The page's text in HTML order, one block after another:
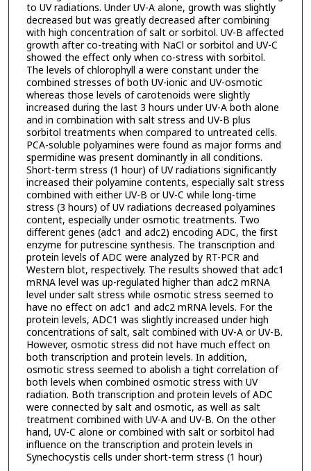
to UV radiations. Under UV-A alone, growth was slightly
decreased but was greatly decreased after combining
with high concentration of salt or sorbitol. UV-B affected
growth after co-treating with NaCl or sorbitol and UV-C
showed the effect only when co-stress with sorbitol.
The levels of chlorophyll a were constant under the
combined stresses of both UV-ionic and UV-osmotic
whereas those levels of carotenoids were slightly
increased during the last 3 hours under UV-A both alone
and in combination with salt stress and UV-B plus
sorbitol treatments when compared to untreated cells.
PCA-soluble polyamines were found as major forms and
spermidine was present dominantly in all conditions.
Short-term stress (1 hour) of UV radiations significantly
increased their polyamine contents, especially salt stress
combined with either UV-B or UV-C while long-time
stress (3 hours) of UV radiations decreased polyamines
content, especially under osmotic treatments. Two
different genes (adc1 and adc2) encoding ADC, the first
enzyme for putrescine synthesis. The transcription and
protein levels of ADC were analyzed by RT-PCR and
Western blot, respectively. The results showed that adc1
mRNA level was up-regulated higher than adc2 mRNA
level under salt stress while osmotic stress seemed to
have no effect on adc1 and adc2 mRNA levels. For the
protein levels, ADC1 was slightly increased under high
concentrations of salt, salt combined with UV-A or UV-B.
However, osmotic stress did not have much effect on
both transcription and protein levels. In addition,
osmotic stress seemed to abolish a tight correlation of
both levels when combined osmotic stress with UV
radiation. Both transcription and protein levels of ADC
were connected by salt and osmotic, as well as salt
treatment combined with UV-A and UV-B. On the other
hand, UV-C alone or combined with salt or sorbitol had
influence on the transcription and protein levels in
Synechocystis cells under short-term stress (1 hour)